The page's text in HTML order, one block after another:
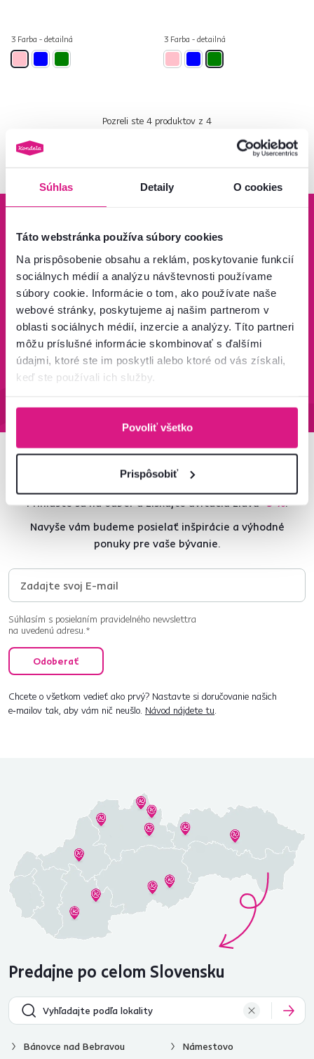
Súhlas Detaily O cookies
Táto webstránka používa súbory cookies
Na prispôsobenie obsahu a reklám, poskytovanie funkcií
sociálnych médií a analýzu návštevnosti používame
súbory cookie. Informácie o tom, ako používate naše
webové stránky, poskytujeme aj našim partnerom v
oblasti sociálnych médií, inzercie a analýzy. Títo partneri
môžu príslušné informácie skombinovať s ďalšími
údajmi, ktoré ste im poskytli alebo ktoré od vás získali,
keď ste používali ich služby.
Povoliť všetko
Prispôsobiť
3 Farba - detailná 3 Farba - detailná
Pozreli ste 4 produktov z 4
Bezpečný nákup
Zistiť viac
Doprava od 199 €
Zisti viac
95 % tovaru na sklade
Newsletter
Prihláste sa na odber a získajte uvítaciu zľavu-5 %.
Navyše vám budeme posielať inšpirácie a výhodné
ponuky pre vaše bývanie.
Súhlasím s posielaním pravidelného newslettra
na uvedenú adresu.*
Odoberať
Chcete o všetkom vedieť ako prvý? Nastavte si doručovanie našich
e‑mailov tak, aby vám nič neušlo. Návod nájdete tu.
Predajne po celom Slovensku
Bánovce nad Bebravou
Námestovo